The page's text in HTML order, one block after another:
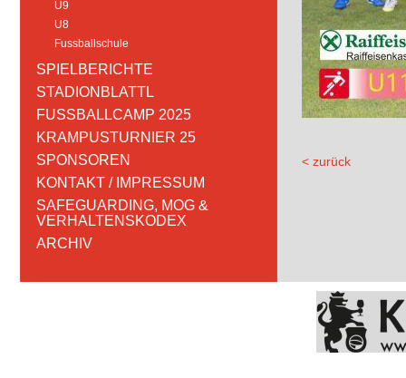
U9
U8
Fussballschule
SPIELBERICHTE
STADIONBLATTL
FUSSBALLCAMP 2025
KRAMPUSTURNIER 25
SPONSOREN
KONTAKT / IMPRESSUM
SAFEGUARDING, MOG &
VERHALTENSKODEX
ARCHIV
< zurück